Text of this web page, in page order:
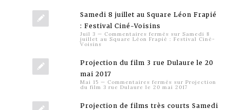
Samedi 8 juillet au Square Léon Frapié
: Festival Ciné-Voisins
Juil 3 — Commentaires fermés sur Samedi 8
juillet au Square Léon Frapié : Festival Ciné-
Voisins
Projection du film 3 rue Dulaure le 20
mai 2017
Mai 15 — Commentaires fermés sur Projection
du film 3 rue Dulaure le 20 mai 2017
Projection de films très courts Samedi